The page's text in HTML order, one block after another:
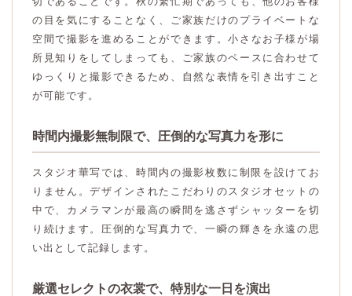
の目を気にすることなく、ご家族だけのプライベートな
空間で撮影を進めることができます。小さなお子様が場
所見知りをしてしまっても、ご家族のペースに合わせて
ゆっくりと撮影できるため、自然な表情を引き出すこと
が可能です。
時間内撮影無制限で、圧倒的な写真力を形に
スタジオ華写では、時間内の撮影枚数に制限を設けてお
りません。デザインされたこだわりのスタジオセットの
中で、カメラマンが最高の瞬間を逃さずシャッターを切
り続けます。圧倒的な写真力で、一瞬の輝きを永遠の思
い出として記録します。
厳選セレクトの衣裳で、特別な一日を演出